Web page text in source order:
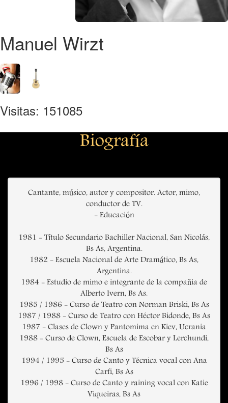
Manuel Wirzt
Visitas: 151085
Biografía
Cantante, músico, autor y compositor. Actor, mimo,
conductor de TV.
- Educación
1981 - Título Secundario Bachiller Nacional, San Nicolás,
Bs As, Argentina.
1982 - Escuela Nacional de Arte Dramático, Bs As,
Argentina.
1984 - Estudio de mimo e integrante de la compañia de
Alberto Ivern, Bs As.
1985 / 1986 - Curso de Teatro con Norman Briski, Bs As
1987 / 1988 - Curso de Teatro con Héctor Bidonde, Bs As
1987 - Clases de Clown y Pantomima en Kiev, Ucrania
1988 - Curso de Clown, Escuela de Escobar y Lerchundi,
Bs As
1994 / 1995 - Curso de Canto y Técnica vocal con Ana
Carfi, Bs As
1996 / 1998 - Curso de Canto y raining vocal con Katie
Viqueiras, Bs As